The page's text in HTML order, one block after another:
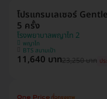
โปรแกรมเลเซอร์
5 ครั้ง
โรงพยาบาลพญาไท 2
พญาไท
BTS สนามเป้า
11,640 บาท23,250 บาท ป